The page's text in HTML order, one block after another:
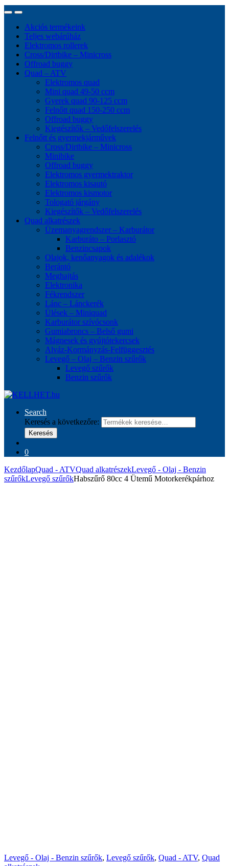
Akciós termékeink
Teljes webárúház
Elektromos rollerek
Cross/Dirtbike – Minicross
Offroad buggy
Quad – ATV
Elektromos quad
Mini quad 49-50 ccm
Gyerek quad 90-125 ccm
Felnőtt quad 150-250 ccm
Offroad buggy
Kiegészítők – Vedőfelszerelés
Felnőtt és gyermekjárművek
Cross/Dirtbike – Minicross
Minibike
Offroad buggy
Elektromos gyermektraktor
Elektromos kisautó
Elektromos kismotor
Tologató járgány
Kiegészítők – Vedőfelszerelés
Quad alkatrészek
Üzemanyagrendszer – Karburátor
Karburáto – Porlasztó
Benzincsapok
Olajok, kenőanyagok és adalékok
Berántó
Meghajtás
Elektronika
Fékrendszer
Lánc – Lánckerék
Ülések – Miniquad
Karburátor szívócsonk
Gumiabroncs – Belső gumi
Mágnesek és gyújtótekercsek
Alváz-Kormányzás-Felfüggesztés
Levegő – Olaj – Benzin szűrők
Levegő szűrők
Benzin szűrők
Search
Keresés a következőre:
Keresés
0
KezdőlapQuad - ATVQuad alkatrészekLevegő - Olaj - Benzin
szűrőkLevegő szűrőkHabszűrő 80cc 4 Ütemű Motorkerékpárhoz
Levegő - Olaj - Benzin szűrők, Levegő szűrők, Quad - ATV, Quad